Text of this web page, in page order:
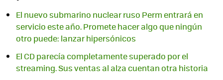
El nuevo submarino nuclear ruso Perm entrará en
servicio este año. Promete hacer algo que ningún
otro puede: lanzar hipersónicos
El CD parecía completamente superado por el
streaming. Sus ventas al alza cuentan otra historia